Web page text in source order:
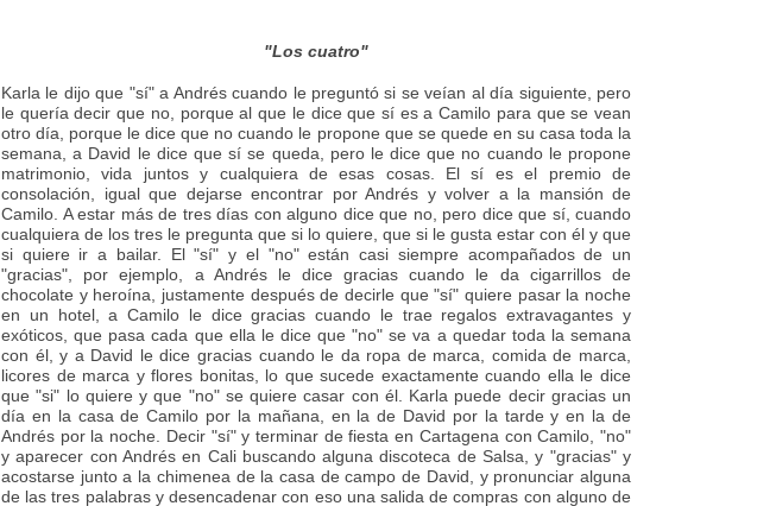
"Los cuatro"
Karla le dijo que "sí" a Andrés cuando le preguntó si se veían al día siguiente, pero
le quería decir que no, porque al que le dice que sí es a Camilo para que se vean
otro día, porque le dice que no cuando le propone que se quede en su casa toda la
semana, a David le dice que sí se queda, pero le dice que no cuando le propone
matrimonio, vida juntos y cualquiera de esas cosas. El sí es el premio de
consolación, igual que dejarse encontrar por Andrés y volver a la mansión de
Camilo. A estar más de tres días con alguno dice que no, pero dice que sí, cuando
cualquiera de los tres le pregunta que si lo quiere, que si le gusta estar con él y que
si quiere ir a bailar. El "sí" y el "no" están casi siempre acompañados de un
"gracias", por ejemplo, a Andrés le dice gracias cuando le da cigarrillos de
chocolate y heroína, justamente después de decirle que "sí" quiere pasar la noche
en un hotel, a Camilo le dice gracias cuando le trae regalos extravagantes y
exóticos, que pasa cada que ella le dice que "no" se va a quedar toda la semana
con él, y a David le dice gracias cuando le da ropa de marca, comida de marca,
licores de marca y flores bonitas, lo que sucede exactamente cuando ella le dice
que "si" lo quiere y que "no" se quiere casar con él. Karla puede decir gracias un
día en la casa de Camilo por la mañana, en la de David por la tarde y en la de
Andrés por la noche. Decir "sí" y terminar de fiesta en Cartagena con Camilo, "no"
y aparecer con Andrés en Cali buscando alguna discoteca de Salsa, y "gracias" y
acostarse junto a la chimenea de la casa de campo de David, y pronunciar alguna
de las tres palabras y desencadenar con eso una salida de compras con alguno de